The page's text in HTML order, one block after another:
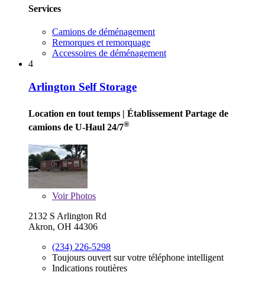
Services
Camions de déménagement
Remorques et remorquage
Accessoires de déménagement
4
Arlington Self Storage
Location en tout temps | Établissement Partage de
camions de U-Haul 24/7®
VoirPhotos
2132 S Arlington Rd
Akron, OH 44306
(234) 226-5298
Toujours ouvert sur votre téléphone intelligent
Indications routières